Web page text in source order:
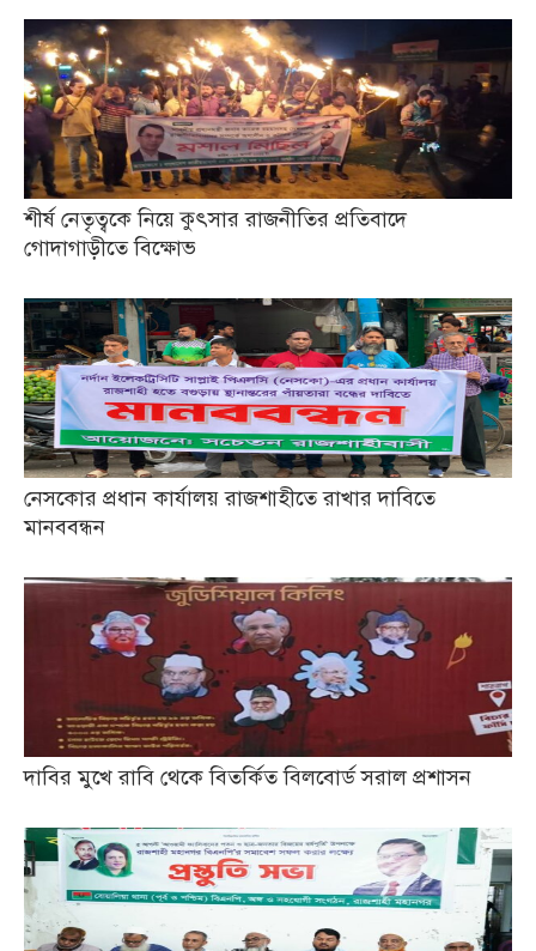
শীর্ষ নেতৃত্বকে নিয়ে কুৎসার রাজনীতির প্রতিবাদে
গোদাগাড়ীতে বিক্ষোভ
নেসকোর প্রধান কার্যালয় রাজশাহীতে রাখার দাবিতে
মানববন্ধন
দাবির মুখে রাবি থেকে বিতর্কিত বিলবোর্ড সরাল প্রশাসন